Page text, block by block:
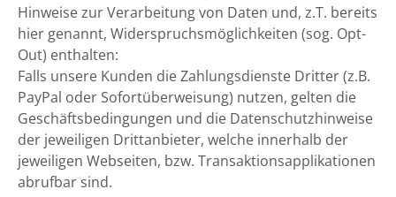
Hinweise zur Verarbeitung von Daten und, z.T. bereits
hier genannt, Widerspruchsmöglichkeiten (sog. Opt-
Out) enthalten:
Falls unsere Kunden die Zahlungsdienste Dritter (z.B.
PayPal oder Sofortüberweisung) nutzen, gelten die
Geschäftsbedingungen und die Datenschutzhinweise
der jeweiligen Drittanbieter, welche innerhalb der
jeweiligen Webseiten, bzw. Transaktionsapplikationen
abrufbar sind.